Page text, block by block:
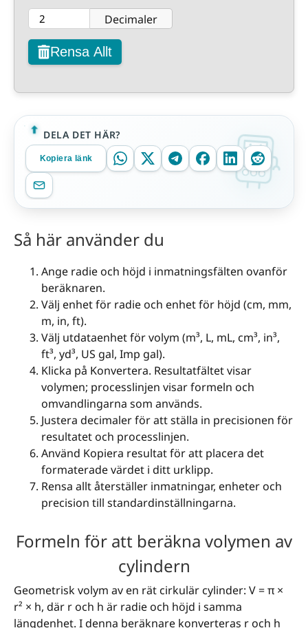
Decimaler
Rensa Allt
DELA DET HÄR?
Kopiera länk
Så här använder du
Ange radie och höjd i inmatningsfälten ovanför
beräknaren.
Välj enhet för radie och enhet för höjd (cm, mm,
m, in, ft).
Välj utdataenhet för volym (m³, L, mL, cm³, in³,
ft³, yd³, US gal, Imp gal).
Klicka på Konvertera. Resultatfältet visar
volymen; processlinjen visar formeln och
omvandlingarna som används.
Justera decimaler för att ställa in precisionen för
resultatet och processlinjen.
Använd Kopiera resultat för att placera det
formaterade värdet i ditt urklipp.
Rensa allt återställer inmatningar, enheter och
precision till standardinställningarna.
Formeln för att beräkna volymen av
cylindern
Geometrisk volym av en rät cirkulär cylinder: V = π ×
r² × h, där r och h är radie och höjd i samma
längdenhet. I denna beräknare konverteras r och h